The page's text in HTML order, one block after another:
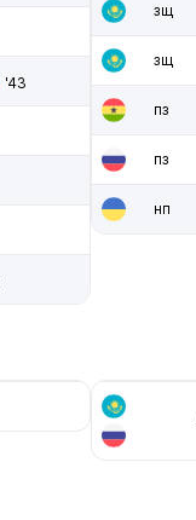
'43
зщ
зщ
пз
пз
нп